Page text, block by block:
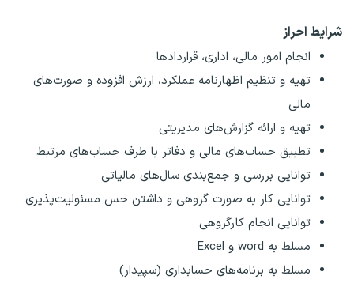
شرایط احراز
انجام امور مالی، اداری، قراردادها
تهیه و تنظیم اظهارنامه عملکرد، ارزش افزوده و صورت‌های
مالی
تهیه و ارائه گزارش‌های مدیریتی
تطبیق حساب‌های مالی و دفاتر با طرف حساب‌های مرتبط
توانایی بررسی و جمع‌بندی سال‌های مالیاتی
توانایی کار به صورت گروهی و داشتن حس مسئولیت‌پذیری
توانایی انجام کارگروهی
مسلط به word و Excel
مسلط به برنامه‌های حسابداری (سپیدار)